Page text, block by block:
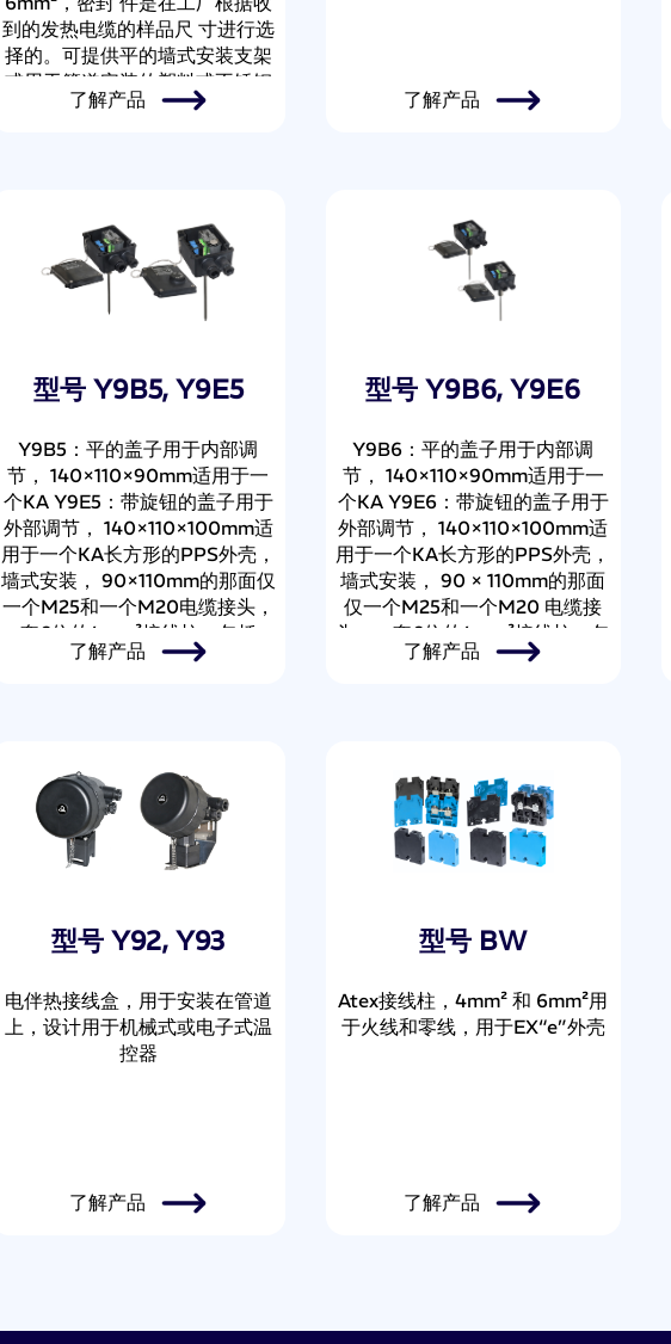
到的发热电缆的样品尺 寸进行选
择的。可提供平的墙式安装支架
或用于管道安装的塑料或不锈钢
支架
了解产品 了解产品
型号 Y9B5, Y9E5
Y9B5：平的盖子用于内部调
节， 140×110×90mm适用于一
个KA Y9E5：带旋钮的盖子用于
外部调节， 140×110×100mm适
用于一个KA长方形的PPS外壳，
墙式安装， 90×110mm的那面仅
一个M25和一个M20电缆接头，
一套6位的4mm²接线柱，包括一
个地线接线柱。感温棒和毛细管
流最高可达25A。
了解产品
型号 Y9B6, Y9E6
Y9B6：平的盖子用于内部调
节， 140×110×90mm适用于一
个KA Y9E6：带旋钮的盖子用于
外部调节， 140×110×100mm适
用于一个KA长方形的PPS外壳，
墙式安装， 90 × 110mm的那面
仅一个M25和一个M20 电缆接
头，一套6位的4mm²接线柱，包
括 一个地线接线柱。感温棒和毛
注明探温棒长度。额定电流最高
可达25A
了解产品
型号 Y92, Y93
电伴热接线盒，用于安装在管道
上，设计用于机械式或电子式温
控器
了解产品
型号 BW
Atex接线柱，4mm² 和 6mm²用
于火线和零线，用于EX“e”外壳
了解产品